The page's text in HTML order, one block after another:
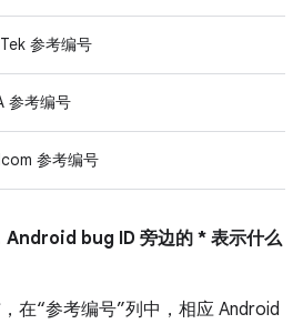
参考编号
参考编号
参考编号
Android bug ID 旁边的 * 表示什么
在“参考编号”列中，相应 Android